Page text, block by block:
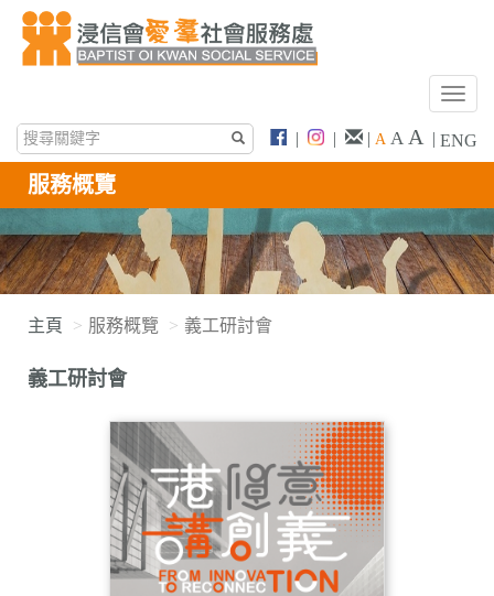
T
g
n
a
v
| | | A A A | ENG
服務概覽
主頁 服務概覽 義工研討會
義工研討會